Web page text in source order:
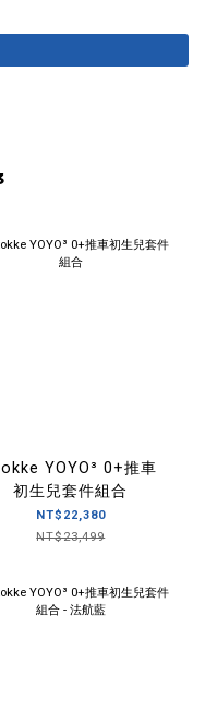
YOYO³ 0+推車
初生兒套件組合
NT$22,380
NT$23,499